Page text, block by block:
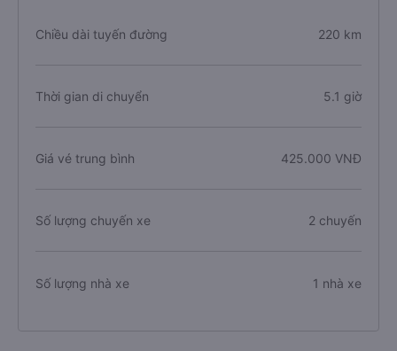
Chiều dài tuyến đường 220 km
Thời gian di chuyển 5.1 giờ
Giá vé trung bình 425.000 VNĐ
Số lượng chuyến xe 2 chuyến
Số lượng nhà xe 1 nhà xe